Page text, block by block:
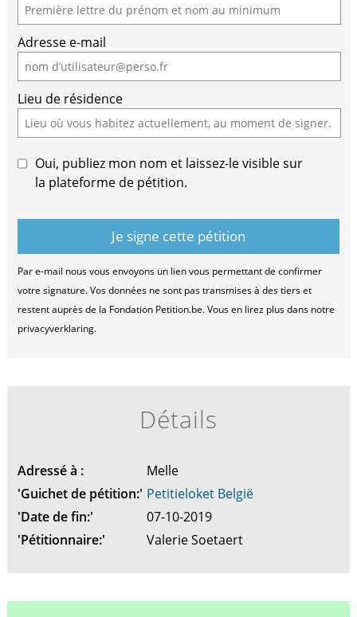
Adresse e-mail
Lieu de résidence
Oui, publiez mon nom et laissez-le visible sur
la plateforme de pétition.
Par e-mail nous vous envoyons un lien vous permettant de confirmer
votre signature. Vos données ne sont pas transmises à des tiers et
restent auprès de la Fondation Petition.be. Vous en lirez plus dans notre
privacyverklaring.
Détails
Adressé à :
Melle
'Guichet de pétition:' Petitieloket België
'Date de fin:'
07-10-2019
'Pétitionnaire:'
Valerie Soetaert